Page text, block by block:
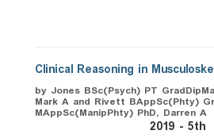
Clinical Reasoning in
by Jones BSc(Psych) PT
Mark A and Rivett BAppSc(Phty)
MAppSc(ManipPhty) PhD, Darren A
2019 - 5th